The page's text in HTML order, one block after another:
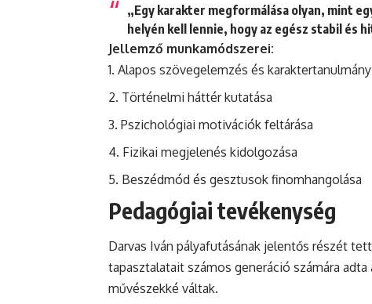
„Egy karakter megformálása olyan, mint
helyén kell lennie, hogy az egész stabil és
Jellemző munkamódszerei:
Alapos szövegelemzés és karaktertanulmány
Történelmi háttér kutatása
Pszichológiai motivációk feltárása
Fizikai megjelenés kidolgozása
Beszédmód és gesztusok finomhangolása
Pedagógiai tevékenység
Darvas Iván pályafutásának jelentős részét
tapasztalatait számos generáció számára
művészekké váltak.